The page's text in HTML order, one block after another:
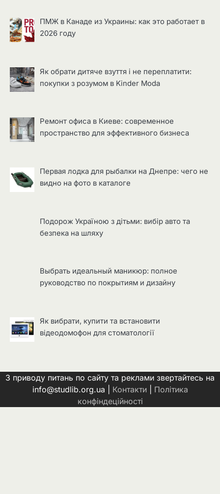
ПМЖ в Канаде из Украины: как это работает в
2026 году
Як обрати дитяче взуття і не переплатити:
покупки з розумом в Kinder Moda
Ремонт офиса в Киеве: современное
пространство для эффективного бизнеса
Первая лодка для рыбалки на Днепре: чего не
видно на фото в каталоге
Подорож Україною з дітьми: вибір авто та
безпека на шляху
Выбрать идеальный маникюр: полное
руководство по покрытиям и дизайну
Як вибрати, купити та встановити
відеодомофон для стоматології
З приводу питань по сайту та реклами звертайтесь на
info@studlib.org.ua | Контакти| Політика
конфіндеційності